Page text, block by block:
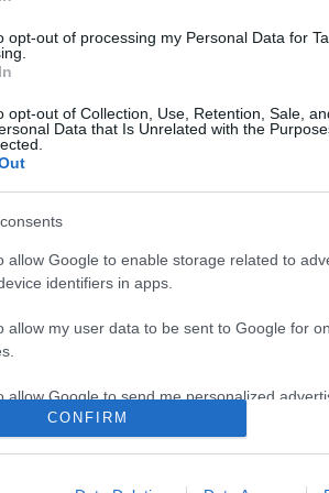
opt-out of processing my Personal Data for
opt-out of Collection, Use, Retention, Sale,
Data that Is Unrelated with the
allow Google to enable storage related to
identifiers in apps.
allow my user data to be sent to Google for
allow Google to send me personalized
CONFIRM
Amnesty
Odacsap Panda
– állati varieté
id/5415153
Részletek a